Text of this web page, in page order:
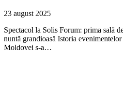
23 august 2025
Spectacol la Solis Forum: prima sală
nuntă grandioasă Istoria
Moldovei s-a…